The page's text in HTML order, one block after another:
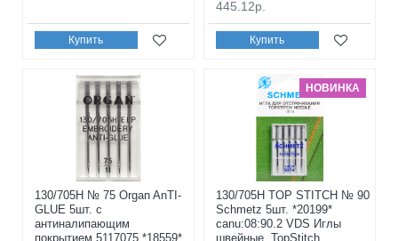
Купить
445.12р.
Купить
130/705H № 75 Organ AnTI-
GLUE 5шт. с
антиналипающим
покрытием 5117075 *18559*
НОВИНКА
130/705H TOP STITCH № 90
Schmetz 5шт. *20199*
canu:08:90.2 VDS Иглы
швейные, TopStitch,